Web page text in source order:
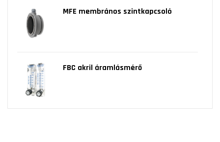
MFE membrános szintkapcsoló
FBC akril áramlásmérő